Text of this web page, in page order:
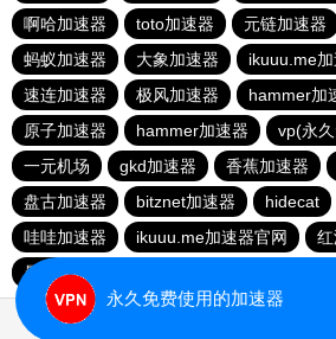
啊哈加速器
toto加速器 元链加速器
蚂蚁加速器
大象加速器
ikuuu.me
速连加速器
极风加速器 hammer加
原子加速器
hammer加速器
vp(永
一元机场
gkd加速器 香蕉加速器
盘古加速器
bitznet加速器 hidecat
哇哇加速器
ikuuu.me加速器官网
暴雪加速器
永久免费使用的加速器